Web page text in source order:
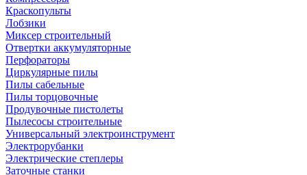
Краскопульты
Лобзики
Миксер строительный
Отвертки аккумуляторные
Перфораторы
Циркулярные пилы
Пилы сабельные
Пилы торцовочные
Продувочные пистолеты
Пылесосы строительные
Универсальный электроинструмент
Электрорубанки
Электрические степлеры
Заточные станки